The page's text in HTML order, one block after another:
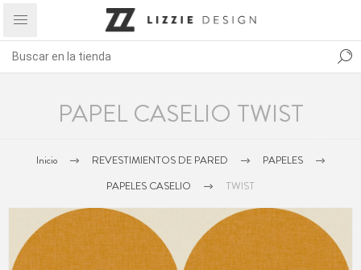
PAPEL CASELIO TWIST
Inicio REVESTIMIENTOS DE PARED
PAPELES
PAPELES CASELIO
TWIST